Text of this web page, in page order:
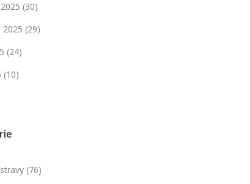
(30)
2025 (29)
(24)
(10)
(76)